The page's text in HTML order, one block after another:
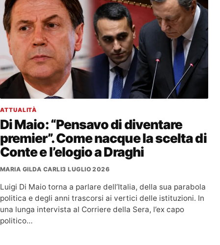
ATTUALITÀ
Di Maio: “Pensavo di diventare
premier”. Come nacque la scelta di
Conte e l’elogio a Draghi
MARIA GILDA CARLI3 LUGLIO 2026
Luigi Di Maio torna a parlare dell’Italia, della sua parabola
politica e degli anni trascorsi ai vertici delle istituzioni. In
una lunga intervista al Corriere della Sera, l’ex capo
politico…